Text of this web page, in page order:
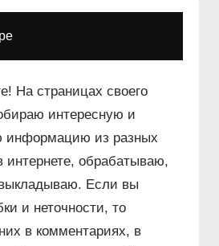
На страницах своего
интересную и
информацию из разных
интернете, обрабатываю,
Если вы
и неточности, то
в комментариях, в